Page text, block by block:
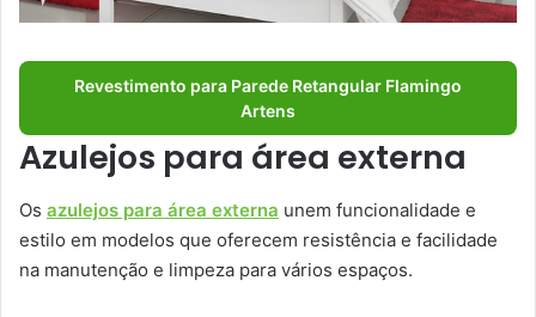
Revestimento para Parede Retangular Flamingo
Artens
Azulejos para área externa
Os azulejos para área externa unem funcionalidade e
estilo em modelos que oferecem resistência e facilidade
na manutenção e limpeza para vários espaços.